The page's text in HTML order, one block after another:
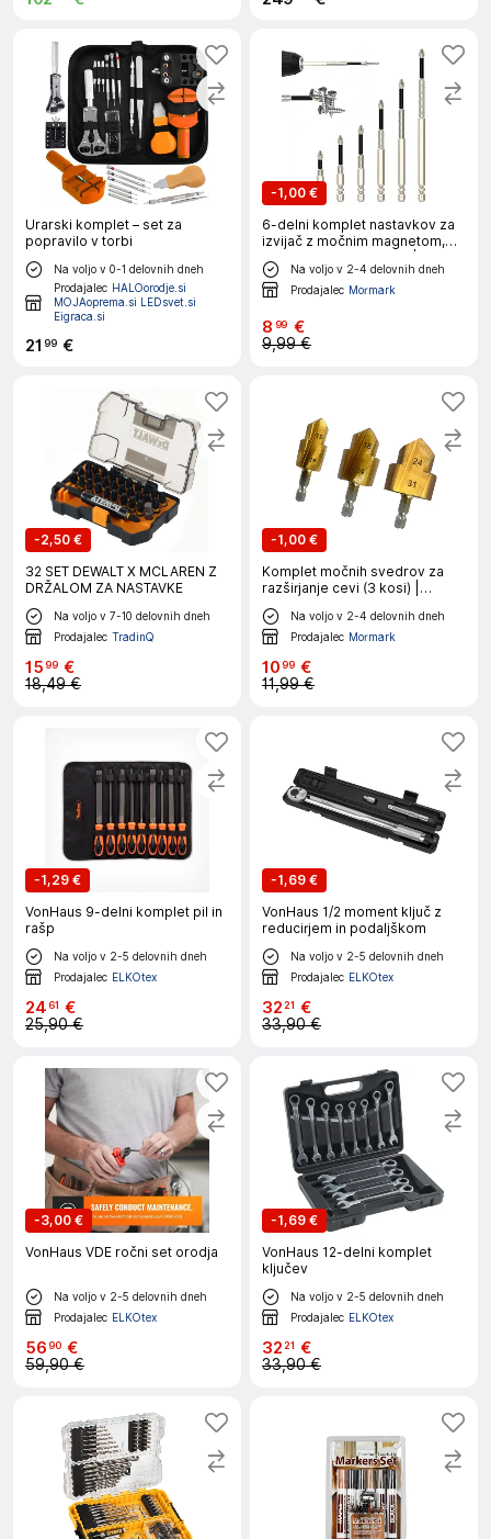
Urarski komplet – set za
popravilo v torbi
Na voljo v 0-1 delovnih dneh
Prodajalec HALOorodje.si
MOJAoprema.si LEDsvet.si
Eigraca.si
21 99 €
-1,00 €
6-delni komplet nastavkov za
izvijač z močnim magnetom,
krom-vanadijevo jeklo |
SETDRILLNa voljo v 2-4 delovnih dneh
Prodajalec Mormark
8 99 €
9,99 €
-2,50 €
32 SET DEWALT X MCLAREN Z
DRŽALOM ZA NASTAVKE
Na voljo v 7-10 delovnih dneh
Prodajalec TradinQ
1599 €
18,49 €
-1,00 €
Komplet močnih svedrov za
razširjanje cevi (3 kosi) |
PIPEDRILL
Na voljo v 2-4 delovnih dneh
Prodajalec Mormark
1099 €
11,99 €
-1,29 €
VonHaus 9-delni komplet pil in
rašp
Na voljo v 2-5 delovnih dneh
Prodajalec ELKOtex
2461 €
25,90 €
-1,69 €
VonHaus 1/2 moment ključ z
reducirjem in podaljškom
Na voljo v 2-5 delovnih dneh
Prodajalec ELKOtex
32 21 €
33,90 €
-3,00 €
VonHaus VDE ročni set orodja
Na voljo v 2-5 delovnih dneh
Prodajalec ELKOtex
5690 €
59,90 €
-1,69 €
VonHaus 12-delni komplet
ključev
Na voljo v 2-5 delovnih dneh
Prodajalec ELKOtex
32 21 €
33,90 €